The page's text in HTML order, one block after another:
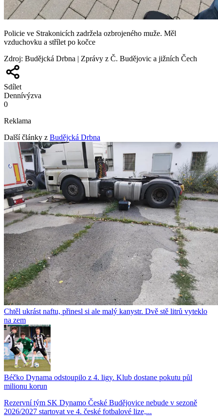
Policie ve Strakonicích zadržela ozbrojeného muže. Měl
vzduchovku a střílet po kočce
Zdroj: Budějcká Drbna | Zprávy z Č. Budějovic a jižních Čech
Sdílet
Dennívýzva
0
Reklama
Další články z Budějcká Drbna
Chtěl ukrást naftu, přinesl si ale malý kanystr. Dvě stě litrů vyteklo
na zem
Béčko Dynama odstoupilo z 4. ligy. Klub dostane pokutu půl
milionu korun
Rezervní tým SK Dynamo České Budějovice nebude v sezoně
2026/2027 startovat ve 4. české fotbalové lize,...